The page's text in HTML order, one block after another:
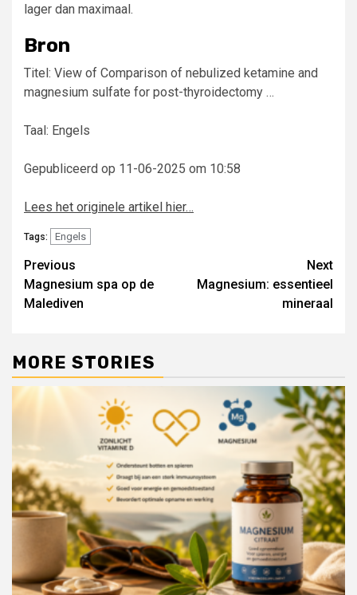
lager dan maximaal.
Bron
Titel: View of Comparison of nebulized ketamine and
magnesium sulfate for post-thyroidectomy …
Taal: Engels
Gepubliceerd op 11-06-2025 om 10:58
Lees het originele artikel hier…
Tags: Engels
Post
navigation
Previous
Magnesium spa op de
Malediven
Next
Magnesium: essentieel
mineraal
MORE STORIES